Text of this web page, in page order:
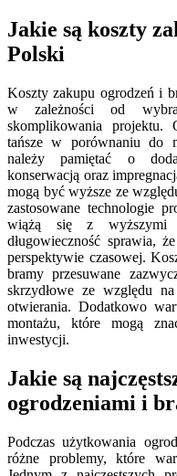
Jakie są koszty
Polski
Koszty zakupu ogrodzeń i
w zależności od
skomplikowania projektu.
tańsze w porównaniu do
należy pamiętać o
konserwacją oraz
mogą być wyższe ze
zastosowane technologie
wiążą się z wyższymi
długowieczność sprawia,
perspektywie czasowej.
bramy przesuwane
skrzydłowe ze względu
otwierania. Dodatkowo
montażu, które mogą
inwestycji.
Jakie są
ogrodzeniami i
Podczas użytkowania
różne problemy, które